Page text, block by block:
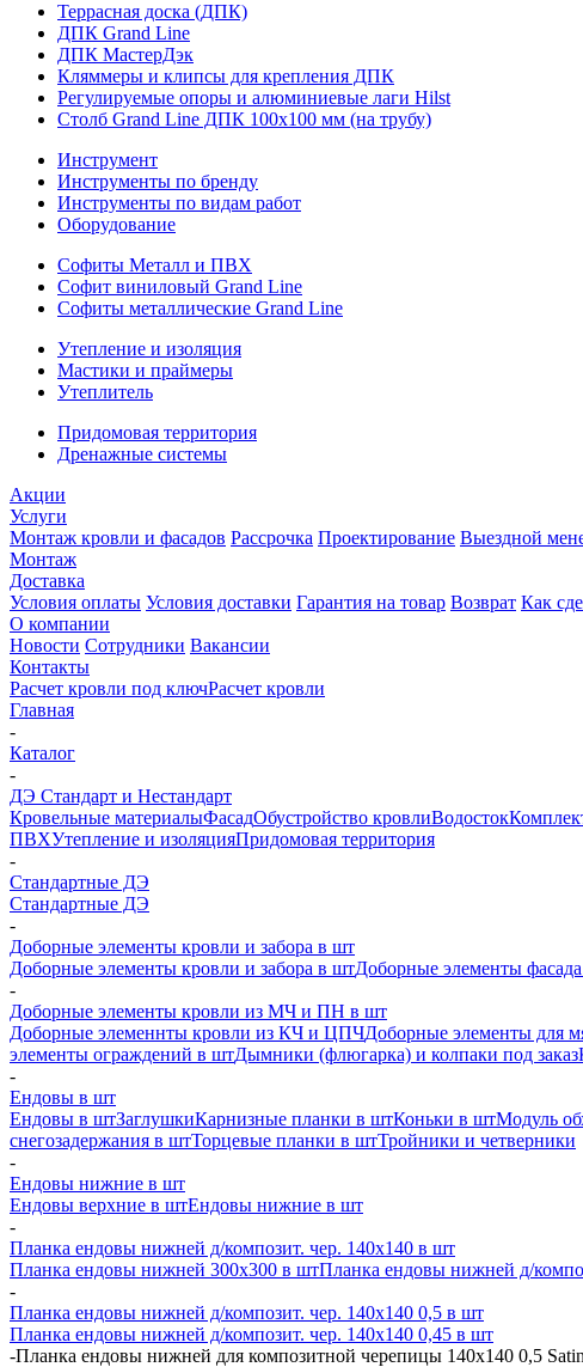
Террасная доска (ДПК)
ДПК Grand Line
ДПК МастерДэк
Кляммеры и клипсы для крепления ДПК
Регулируемые опоры и алюминиевые лаги Hilst
Столб Grand Line ДПК 100х100 мм (на трубу)
Инструмент
Инструменты по бренду
Инструменты по видам работ
Оборудование
Софиты Металл и ПВХ
Софит виниловый Grand Line
Софиты металлические Grand Line
Утепление и изоляция
Мастики и праймеры
Утеплитель
Придомовая территория
Дренажные системы
Акции
Услуги
Монтаж кровли и фасадов Рассрочка Проектирование Выездной
Монтаж
Доставка
Условия оплаты Условия доставки Гарантия на товар Возврат Как
О компании
Новости Сотрудники Вакансии
Контакты
Расчет кровли под ключРасчет кровли
Главная
-
Каталог
-
ДЭ Стандарт и Нестандарт
Кровельные материалыФасадОбустройство кровлиВодосток
ПВХУтепление и изоляцияПридомовая территория
-
Стандартные ДЭ
Стандартные ДЭ
-
Доборные элементы кровли и забора в шт
Доборные элементы кровли и забора в штДоборные элементы
-
Доборные элементы кровли из МЧ и ПН в шт
Доборные элеменнты кровли из КЧ и ЦПЧДоборные элементы для
элементы ограждений в штДымники (флюгарка) и колпаки под заказ
-
Ендовы в шт
Ендовы в штЗаглушкиКарнизные планки в штКоньки в штМодуль
снегозадержания в штТорцевые планки в штТройники и четверники
-
Ендовы нижние в шт
Ендовы верхние в штЕндовы нижние в шт
-
Планка ендовы нижней д/композит. чер. 140х140 в шт
Планка ендовы нижней 300х300 в штПланка ендовы нижней д/
-
Планка ендовы нижней д/композит. чер. 140х140 0,5 в шт
Планка ендовы нижней д/композит. чер. 140х140 0,45 в шт
-Планка ендовы нижней для композитной черепицы 140х140 0,5